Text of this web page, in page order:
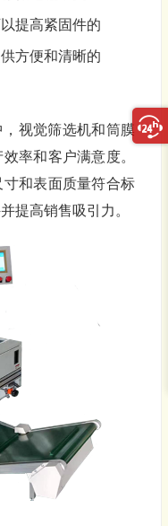
提高紧固件的
方便和清晰的
视觉筛选机和筒膜
率和客户满意度。
和表面质量符合标
提高销售吸引力。